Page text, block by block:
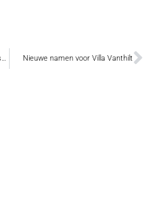
Dendermondse HipHop groep Nasta & NiZ bij Villa Vanthilt? Nieuwe namen voor Villa Vanthilt